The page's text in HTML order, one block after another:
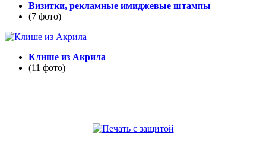
Визитки, рекламные имиджевые штампы
(7 фото)
Клише из Акрила
(11 фото)